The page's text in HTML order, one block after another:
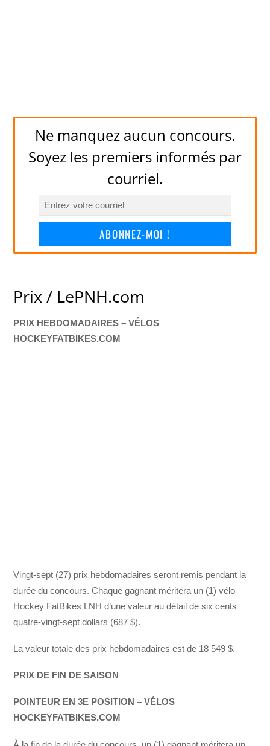
Ne manquez aucun concours.
Soyez les premiers informés par
courriel.
ABONNEZ-MOI !
Prix / LePNH.com
PRIX HEBDOMADAIRES – VÉLOS
HOCKEYFATBIKES.COM
Vingt-sept (27) prix hebdomadaires seront remis pendant la
durée du concours. Chaque gagnant méritera un (1) vélo
Hockey FatBikes LNH d’une valeur au détail de six cents
quatre-vingt-sept dollars (687 $).
La valeur totale des prix hebdomadaires est de 18 549 $.
PRIX DE FIN DE SAISON
POINTEUR EN 3E POSITION – VÉLOS
HOCKEYFATBIKES.COM